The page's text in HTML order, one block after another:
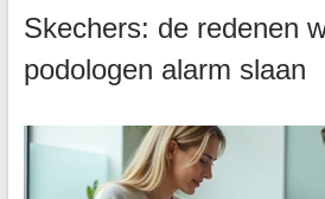
Skechers: de redenen
podologen alarm slaan